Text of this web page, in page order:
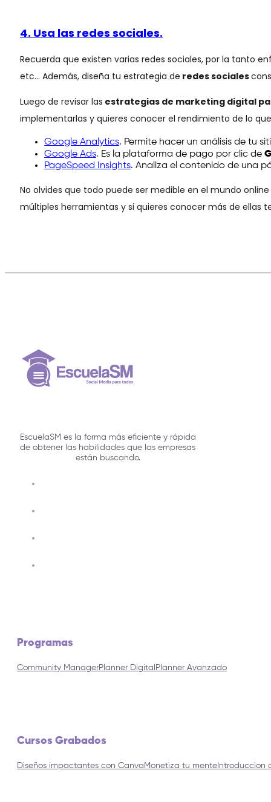
4. Usa las redes sociales.
Recuerda que existen varias redes sociales, por la tanto
etc… Además, diseña tu estrategia de redes sociales
Luego de revisar las estrategias de marketing digital
implementarlas y quieres conocer el rendimiento de lo
Google Analytics. Permite hacer un análisis de tu
Google Ads. Es la plataforma de pago por clic de
PageSpeed Insights. Analiza el contenido de una
No olvides que todo puede ser medible en el mundo
múltiples herramientas y si quieres conocer más de ellas
EscuelaSM es la forma más eficiente y rápida
de obtener las habilidades que las empresas
están buscando.
Programas
Community ManagerPlanner Digital Planner Avanzado
Cursos Grabados
Diseños impactantes con Canva Monetiza tu mente Introduccion